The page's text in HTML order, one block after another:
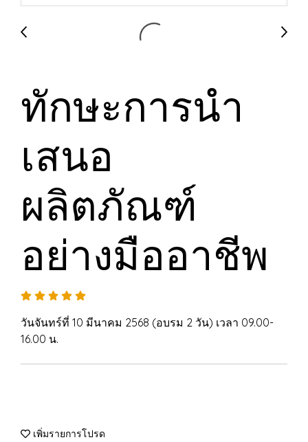
ทักษะการนำ
เสนอ
ผลิตภัณฑ์
อย่างมืออาชีพ
วันจันทร์ที่ 10 มีนาคม 2568 (อบรม 2 วัน) เวลา 09.00-
16.00 น.
เพิ่มรายการโปรด